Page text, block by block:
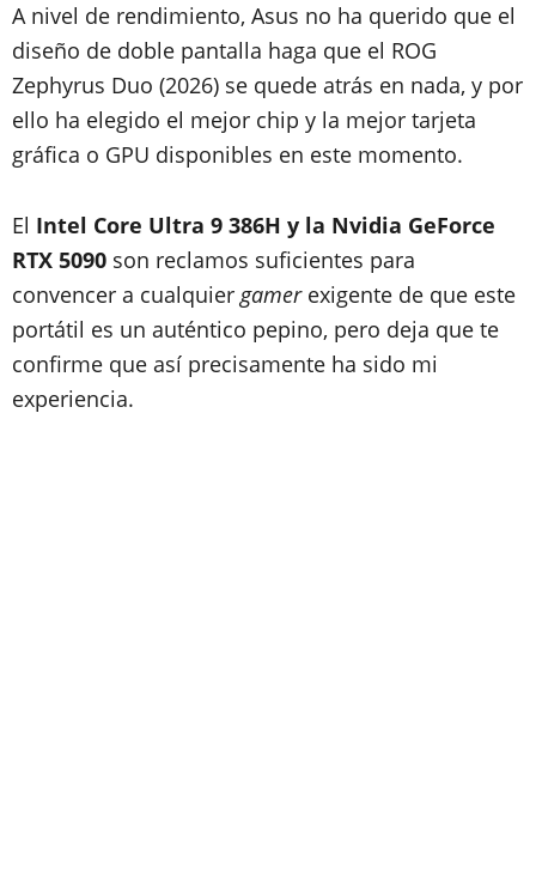
A nivel de rendimiento, Asus no ha querido que el
diseño de doble pantalla haga que el ROG
Zephyrus Duo (2026) se quede atrás en nada, y por
ello ha elegido el mejor chip y la mejor tarjeta
gráfica o GPU disponibles en este momento.
El Intel Core Ultra 9 386H y la Nvidia GeForce
RTX 5090 son reclamos suficientes para
convencer a cualquier gamer exigente de que este
portátil es un auténtico pepino, pero deja que te
confirme que así precisamente ha sido mi
experiencia.